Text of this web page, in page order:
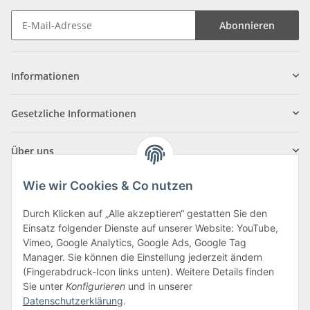
Abonnieren
Informationen
Gesetzliche Informationen
Über uns
Klagenfurter Straße 29
9556 Liebenfels
Montag bis Donnerstag: 8:00 bis 16:30 Uhr
Freitag: 8:00 bis 12:00 Uhr
Wie wir Cookies & Co nutzen
Durch Klicken auf „Alle akzeptieren“ gestatten Sie den
Einsatz folgender Dienste auf unserer Website: YouTube,
Vimeo, Google Analytics, Google Ads, Google Tag
Manager. Sie können die Einstellung jederzeit ändern
(Fingerabdruck-Icon links unten). Weitere Details finden
Sie unter Konfigurieren und in unserer
Datenschutzerklärung.